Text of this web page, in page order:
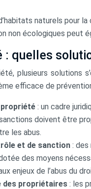
naturels pour
non écologiques peut
: quelles
plusieurs
efficace de
: un cadre
doivent être
les abus.
et de sanction :
des moyens
enjeux de l’abus du
des propriétaires : les